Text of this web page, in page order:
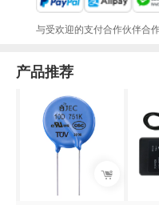
与受欢迎的支付合作伙伴合
产品推荐